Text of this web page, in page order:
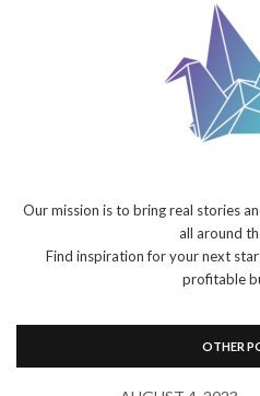
Our mission is to bring real stories
all around
Find inspiration for your next
profitable
OTHER